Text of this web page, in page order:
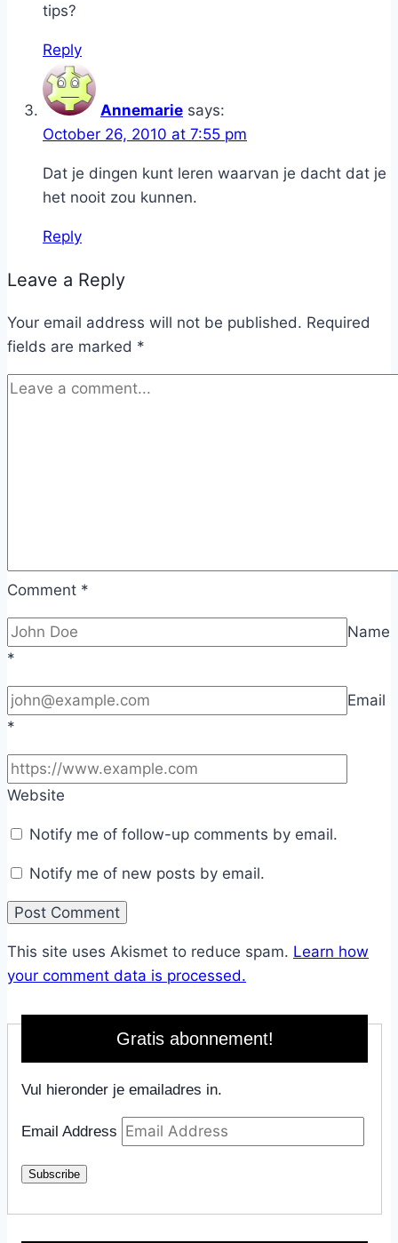
tips?
Reply
Annemarie says:
October 26, 2010 at 7:55 pm
Dat je dingen kunt leren waarvan je dacht dat je
het nooit zou kunnen.
Reply
Leave a Reply
Your email address will not be published. Required
fields are marked *
Comment *
Name
*
Email
*
Website
Notify me of follow-up comments by email.
Notify me of new posts by email.
This site uses Akismet to reduce spam. Learn how
your comment data is processed.
Gratis abonnement!
Vul hieronder je emailadres in.
Email Address
Subscribe